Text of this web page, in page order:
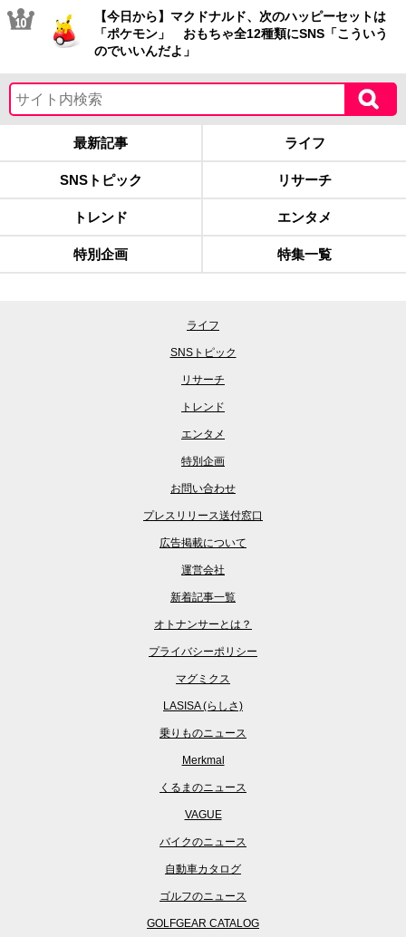
【今日から】マクドナルド、次のハッピーセットは
「ポケモン」 おもちゃ全12種類にSNS「こういう
のでいいんだよ」
最新記事 ライフ
SNSトピック リサーチ
トレンド エンタメ
特別企画 特集一覧
ライフ
SNSトピック
リサーチ
トレンド
エンタメ
特別企画
お問い合わせ
プレスリリース送付窓口
広告掲載について
運営会社
新着記事一覧
オトナンサーとは？
プライバシーポリシー
マグミクス
LASISA (らしさ)
乗りものニュース
Merkmal
くるまのニュース
VAGUE
バイクのニュース
自動車カタログ
ゴルフのニュース
GOLFGEAR CATALOG